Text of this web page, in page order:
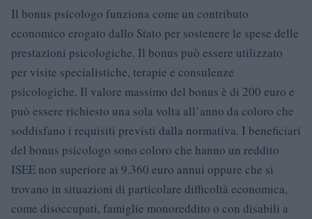
Il bonus psicologo funziona come un contributo
economico erogato dallo Stato per sostenere le spese delle
prestazioni psicologiche. Il bonus può essere utilizzato
per visite specialistiche, terapie e consulenze
psicologiche. Il valore massimo del bonus è di 200 euro e
può essere richiesto una sola volta all’anno da coloro che
soddisfano i requisiti previsti dalla normativa. I beneficiari
del bonus psicologo sono coloro che hanno un reddito
ISEE non superiore ai 9.360 euro annui oppure che si
trovano in situazioni di particolare difficoltà economica,
come disoccupati, famiglie monoreddito o con disabili a